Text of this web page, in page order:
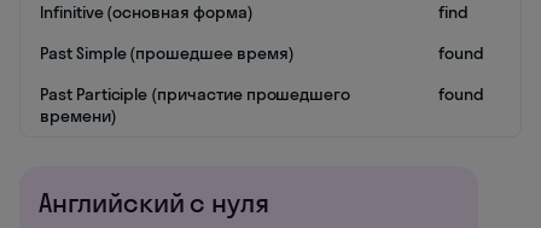
Infinitive (основная форма)
find
Past Simple (прошедшее время)
found
Past Participle (причастие прошедшего
времени)
found
Английский с нуля